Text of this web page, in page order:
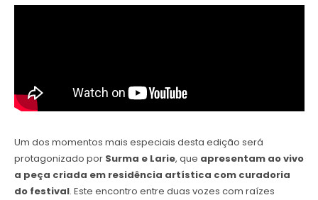
Um dos momentos mais especiais desta edição será
protagonizado por Surma e Larie, que apresentam ao vivo
a peça criada em residência artística com curadoria
do festival. Este encontro entre duas vozes com raízes